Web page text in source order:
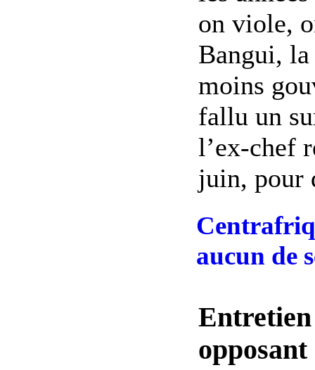
on viole,
Bangui,
moins
fallu un
l’ex-chef
juin, pour
aucun de
opposant